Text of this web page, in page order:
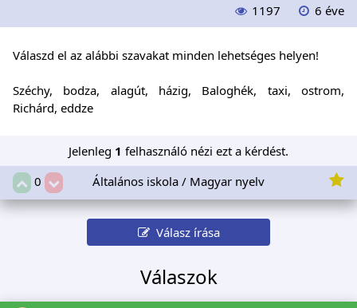
1197
6 éve
Válaszd el az alábbi szavakat minden lehetséges helyen!
Széchy, bodza, alagút, házig, Baloghék, taxi, ostrom,
Richárd, eddze
Jelenleg 1 felhasználó nézi ezt a kérdést.
0
Általános iskola / Magyar nyelv
Válasz írása
Válaszok